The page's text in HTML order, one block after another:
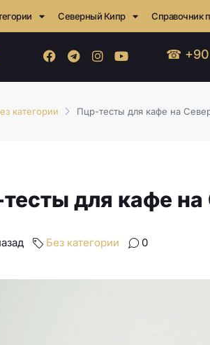
Северный Кипр Справочник
☎ +90
категории Пцр-тесты для кафе на
для кафе
Без категории 0